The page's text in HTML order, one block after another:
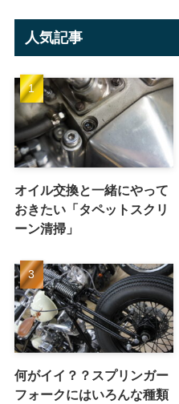
人気記事
オイル交換と一緒にやって
おきたい「タペットスクリ
ーン清掃」
何がイイ？？スプリンガー
フォークにはいろんな種類